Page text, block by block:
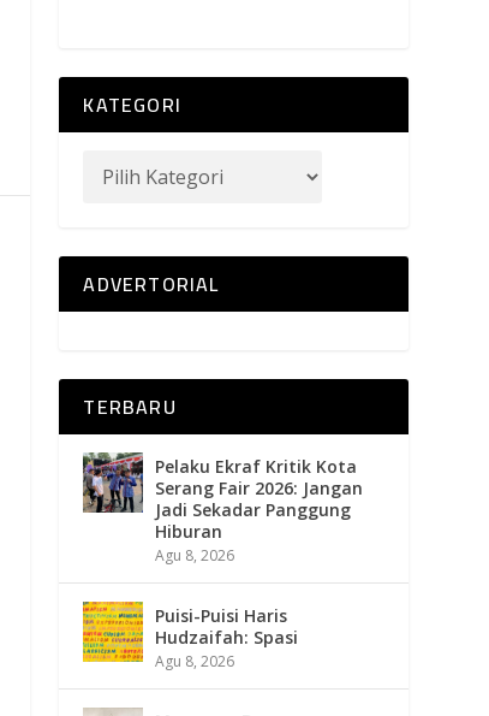
KATEGORI
ADVERTORIAL
TERBARU
Pelaku Ekraf Kritik Kota
Serang Fair 2026: Jangan
Jadi Sekadar Panggung
Hiburan
Agu 8, 2026
Puisi-Puisi Haris
Hudzaifah: Spasi
Agu 8, 2026